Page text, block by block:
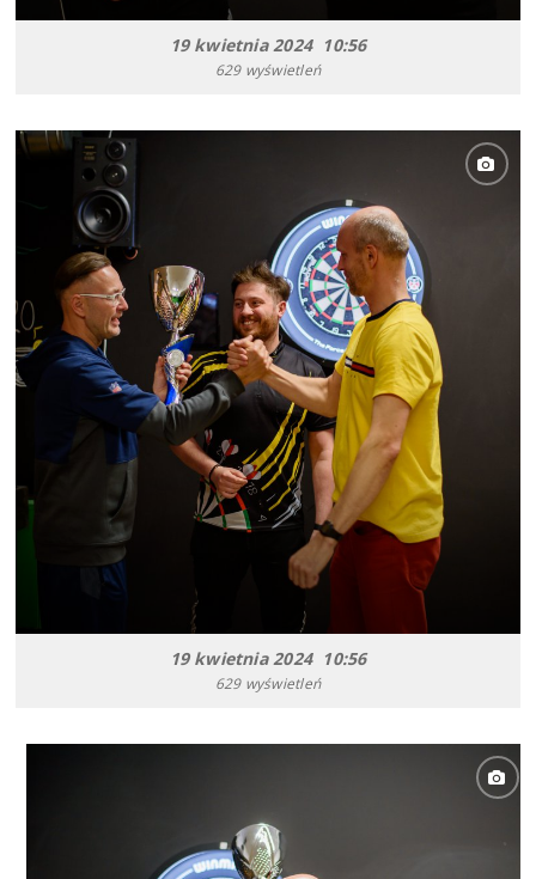
19 kwietnia 2024 10:56
629 wyświetleń
19 kwietnia 2024 10:56
629 wyświetleń